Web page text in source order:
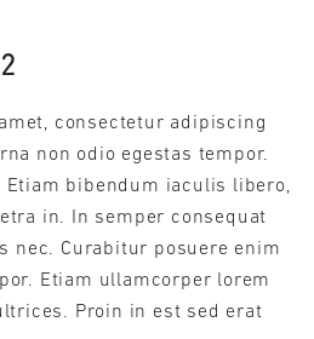
consectetur adipiscing
non odio egestas tempor.
Etiam bibendum iaculis libero,
in. In semper consequat
nec. Curabitur posuere enim
Etiam ullamcorper lorem
Proin in est sed erat